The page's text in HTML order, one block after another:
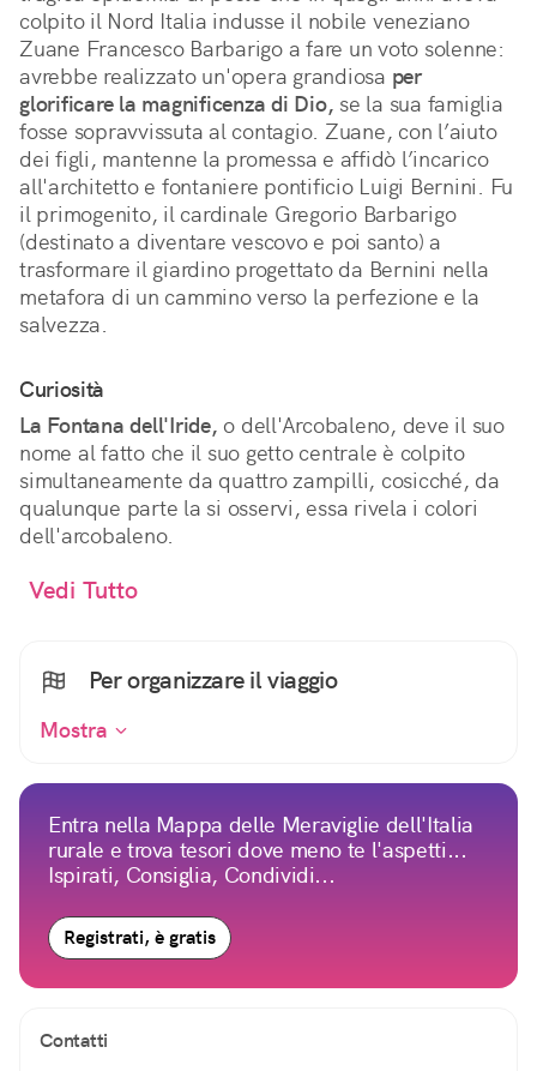
colpito il Nord Italia indusse il nobile veneziano
Zuane Francesco Barbarigo a fare un voto solenne:
avrebbe realizzato un'opera grandiosa per
glorificare la magnificenza di Dio, se la sua famiglia
fosse sopravvissuta al contagio. Zuane, con l’aiuto
dei figli, mantenne la promessa e affidò l’incarico
all'architetto e fontaniere pontificio Luigi Bernini. Fu
il primogenito, il cardinale Gregorio Barbarigo
(destinato a diventare vescovo e poi santo) a
trasformare il giardino progettato da Bernini nella
metafora di un cammino verso la perfezione e la
salvezza.
Curiosità
La Fontana dell'Iride, o dell'Arcobaleno, deve il suo
nome al fatto che il suo getto centrale è colpito
simultaneamente da quattro zampilli, cosicché, da
qualunque parte la si osservi, essa rivela i colori
dell'arcobaleno.
Vedi Tutto
Per organizzare il viaggio
Mostra
Entra nella Mappa delle Meraviglie dell'Italia
rurale e trova tesori dove meno te l'aspetti...
Ispirati, Consiglia, Condividi...
Registrati, è gratis
Contatti